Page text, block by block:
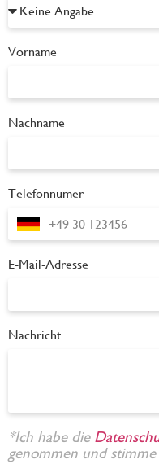
Vorname
Nachname
Telefonnumer
E-Mail-Adresse
Nachricht
*Ich habe die
genommen und